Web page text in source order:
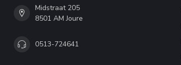
Midstraat 205
8501 AM Joure
0513-724641